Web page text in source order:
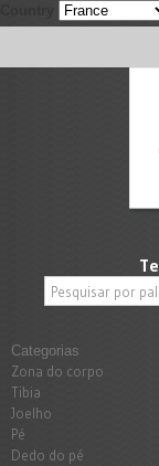
Categorias
Zona do corpo
Tibia
Joelho
Pé
Dedo do pé